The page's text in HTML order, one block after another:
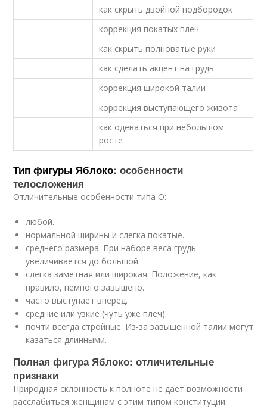
как скрыть двойной подбородок
коррекция покатых плеч
как скрыть полноватые руки
как сделать акцент на грудь
коррекция широкой талии
коррекция выступающего живота
как одеваться при небольшом
росте
Тип фигуры Яблоко: особенности
телосложения
Отличительные особенности типа О:
любой.
нормальной ширины и слегка покатые.
среднего размера. При наборе веса грудь
увеличивается до большой.
слегка заметная или широкая. Положение, как
правило, немного завышено.
часто выступает вперед.
средние или узкие (чуть уже плеч).
почти всегда стройные. Из-за завышенной талии могут
казаться длинными.
Полная фигура Яблоко: отличительные
признаки
Природная склонность к полноте не дает возможности
расслабиться женщинам с этим типом конституции.